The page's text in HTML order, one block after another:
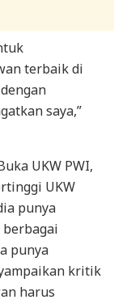
terbaik di
saya,”
punya
punya
kritik
harus